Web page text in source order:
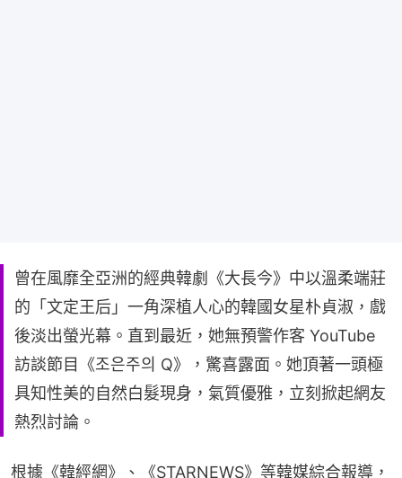
曾在風靡全亞洲的經典韓劇《大長今》中以溫柔端莊
的「文定王后」一角深植人心的韓國女星朴貞淑，戲
後淡出螢光幕。直到最近，她無預警作客 YouTube
訪談節目《조은주의 Q》，驚喜露面。她頂著一頭極
具知性美的自然白髮現身，氣質優雅，立刻掀起網友
熱烈討論。
根據《韓經網》、《STARNEWS》等韓媒綜合報導，